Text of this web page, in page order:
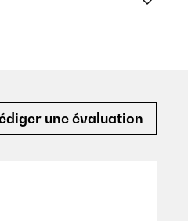
une évaluation